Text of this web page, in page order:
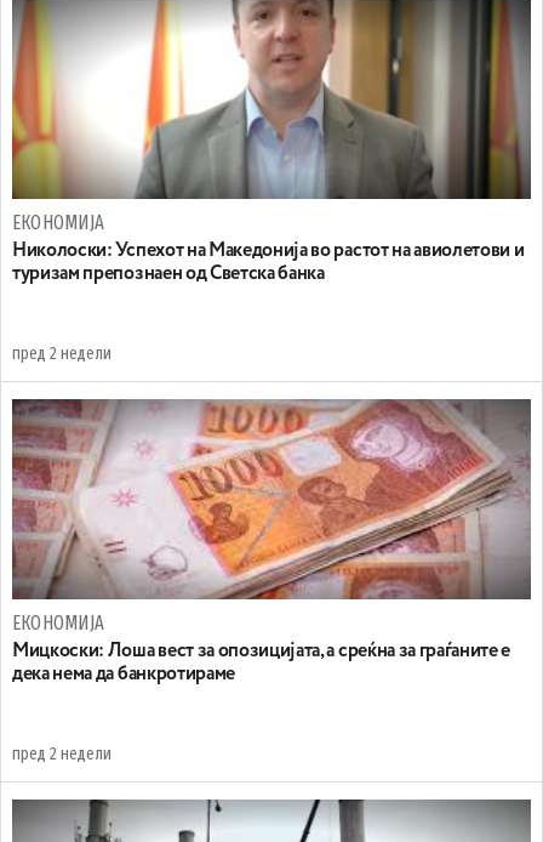
ЕКОНОМИЈА
Николоски: Успехот на Македонија во растот на авиолетови и
туризам препознаен од Светска банка
пред 2 недели
ЕКОНОМИЈА
Мицкоски: Лоша вест за опозицијата, а среќна за граѓаните е
дека нема да банкротираме
пред 2 недели